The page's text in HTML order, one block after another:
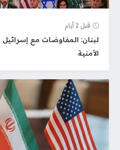
قبل 2 أيام
لبنان: المفاوضات مع إسرائيل
الأمنية